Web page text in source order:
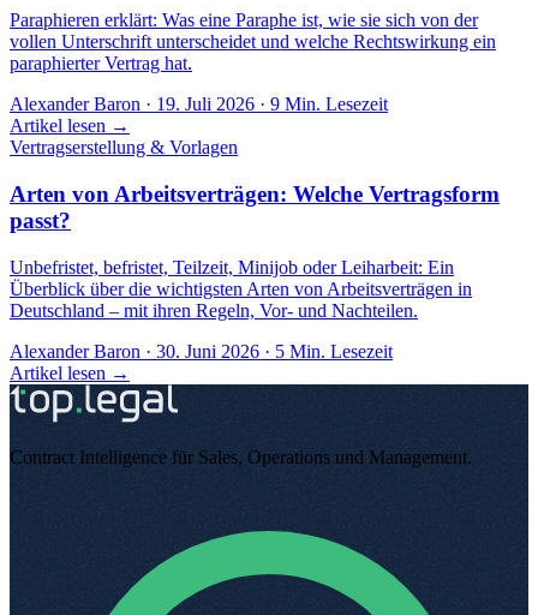
Paraphieren erklärt: Was eine Paraphe ist, wie sie sich von der
vollen Unterschrift unterscheidet und welche Rechtswirkung ein
paraphierter Vertrag hat.
Alexander Baron · 19. Juli 2026 · 9 Min. Lesezeit
Artikel lesen →
Vertragserstellung & Vorlagen
Arten von Arbeitsverträgen: Welche Vertragsform
passt?
Unbefristet, befristet, Teilzeit, Minijob oder Leiharbeit: Ein
Überblick über die wichtigsten Arten von Arbeitsverträgen in
Deutschland – mit ihren Regeln, Vor- und Nachteilen.
Alexander Baron · 30. Juni 2026 · 5 Min. Lesezeit
Artikel lesen →
Contract Intelligence für Sales, Operations und Management.